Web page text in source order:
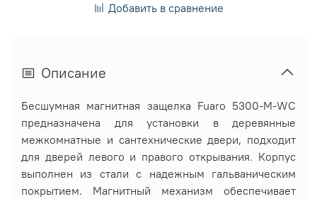
Добавить в сравнение
Описание
Бесшумная магнитная защелка Fuaro 5300-M-WC
предназначена для установки в деревянные
межкомнатные и сантехнические двери, подходит
для дверей левого и правого открывания. Корпус
выполнен из стали с надежным гальваническим
покрытием. Магнитный механизм обеспечивает